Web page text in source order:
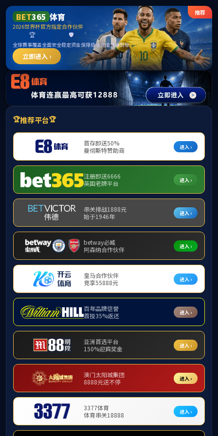
mk体育(mksport集团)股份公司-MK
SPORTS
请输入验证码下载附件